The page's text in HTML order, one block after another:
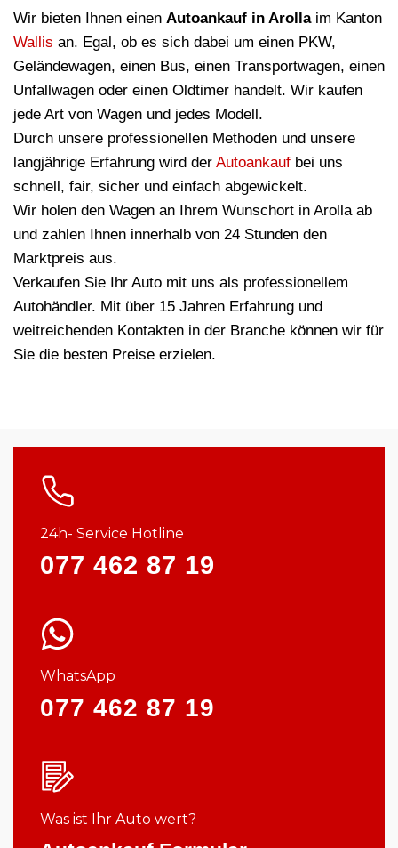
Wir bieten Ihnen einen Autoankauf in Arollaim Kanton
Wallis an. Egal, ob es sich dabei um einen PKW,
Geländewagen, einen Bus, einen Transportwagen, einen
Unfallwagen oder einen Oldtimer handelt. Wir kaufen
jede Art von Wagen und jedes Modell.
Durch unsere professionellen Methoden und unsere
langjährige Erfahrung wird der Autoankauf bei uns
schnell, fair, sicher und einfach abgewickelt.
Wir holen den Wagen an Ihrem Wunschort in Arolla ab
und zahlen Ihnen innerhalb von 24 Stunden den
Marktpreis aus.
Verkaufen Sie Ihr Auto mit uns als professionellem
Autohändler. Mit über 15 Jahren Erfahrung und
weitreichenden Kontakten in der Branche können wir für
Sie die besten Preise erzielen.
24h- Service Hotline
077 462 87 19
WhatsApp
077 462 87 19
Was ist Ihr Auto wert?